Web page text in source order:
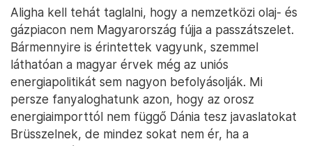
Aligha kell tehát taglalni, hogy a nemzetközi olaj- és
gázpiacon nem Magyarország fújja a passzátszelet.
Bármennyire is érintettek vagyunk, szemmel
láthatóan a magyar érvek még az uniós
energiapolitikát sem nagyon befolyásolják. Mi
persze fanyaloghatunk azon, hogy az orosz
energiaimporttól nem függő Dánia tesz javaslatokat
Brüsszelnek, de mindez sokat nem ér, ha a